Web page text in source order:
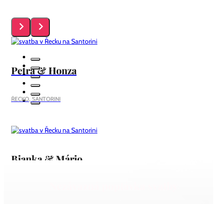
Petra & Honza
ŘECKO, SANTORINI
Bianka & Mário